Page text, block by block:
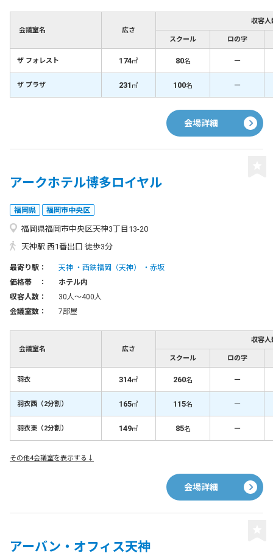
会議室名 広さ
収容人
スクール ロの字
ザ フォレスト 174㎡ 80名 －
ザ プラザ 231 ㎡ 100名 －
会場詳細
アークホテル博多ロイヤル
福岡県 福岡市中央区
福岡県福岡市中央区天神3丁目13-20
天神駅 西1番出口 徒歩3分
最寄り駅： 天神 西鉄福岡（天神）
赤坂
価格帯 ：
ホテル内
収容人数：
30人〜400人
会議室数：
7部屋
会議室名 広さ
収容人
スクール ロの字
羽衣 314㎡ 260名 －
羽衣西（2分割） 165㎡ 115名 －
羽衣東（2分割） 149㎡ 85名 －
その他4会議室を表示する↓
会場詳細
アーバン・オフィス天神